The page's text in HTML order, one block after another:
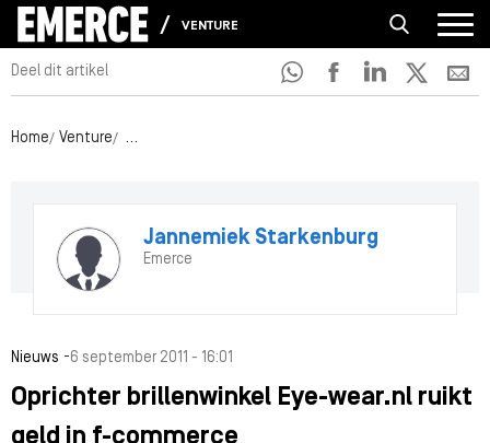
VENTURE
Deel dit artikel
Home Venture Oprichter brillenwinkel Eye-wear.nl ruikt geld in f-
Jannemiek Starkenburg
Emerce
Nieuws -6 september 2011 - 16:01
Oprichter brillenwinkel Eye-wear.nl ruikt
geld in f-commerce